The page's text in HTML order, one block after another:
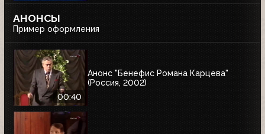
АНОНСЫ
Пример оформления
00:40
Анонс "Бенефис Романа Карцева"
(Россия, 2002)